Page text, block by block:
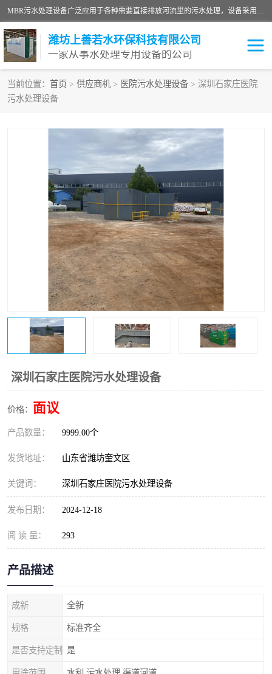
MBR污水处理设备广泛应用于各种需要直接排放河流里的污水处理，设备采用膜生物反应器（Membrane Bioreactor,简称MBR〕技术，取代了传统工艺中的二沉池，它可以*地进行固液分离，得到直接使用的稳定中水，又可在生物池内维持高浓度的微生物量，工艺剩余污泥少，极有效地去除氨氮，出水悬浮物和浊度接近于零，出水中细菌和病毒被大幅度去除，能耗低，占地面积小。
潍坊上善若水环保科技有限公司
一家从事水处理专用设备的公司
当前位置： 首页 > 供应商机 > 医院污水处理设备 > 深圳石家庄医院
污水处理设备
深圳石家庄医院污水处理设备
价格： 面议
产品数量： 9999.00个
发货地址： 山东省潍坊奎文区
关键词： 深圳石家庄医院污水处理设备
发布日期： 2024-12-18
阅 读 量： 293
产品描述
成新 全新
规格 标准齐全
是否支持定制 是
污水处理设备
油墨污水处理设备
洗涤污水处理设备 实验室污水处理设备
诊所门诊污水处理设备 臭氧消毒设备
养殖污水处理设备 屠宰污水处理设备
一体化污水处理设备 食品制造业污水处理设备
医院辐射污水衰变池